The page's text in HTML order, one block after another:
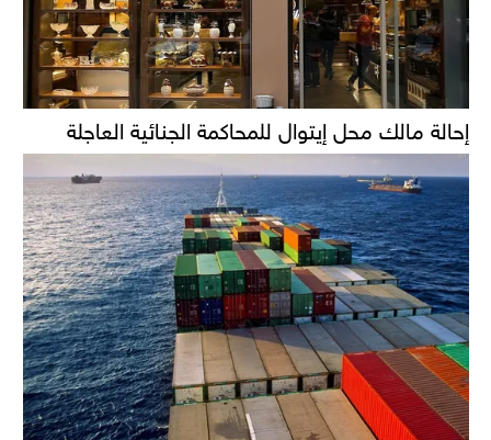
إحالة مالك محل إيتوال للمحاكمة الجنائية العاجلة